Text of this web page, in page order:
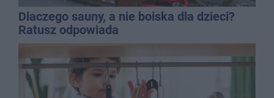
Dlaczego sauny, a nie boiska dla dzieci?
Ratusz odpowiada